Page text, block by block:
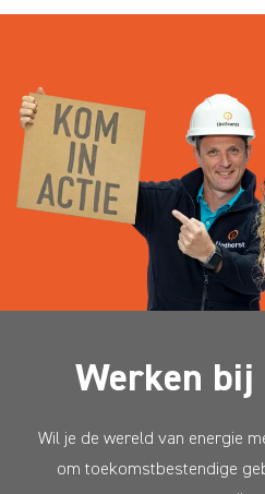
Werken
Wil je de wereld van energie
om toekomstbestendige